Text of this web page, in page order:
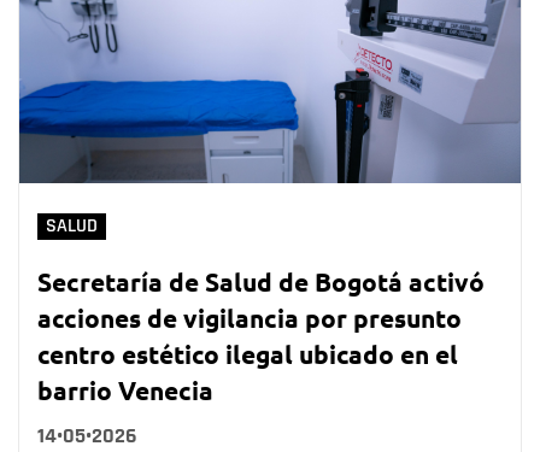
SALUD
Secretaría de Salud de Bogotá activó
acciones de vigilancia por presunto
centro estético ilegal ubicado en el
barrio Venecia
14•05•2026